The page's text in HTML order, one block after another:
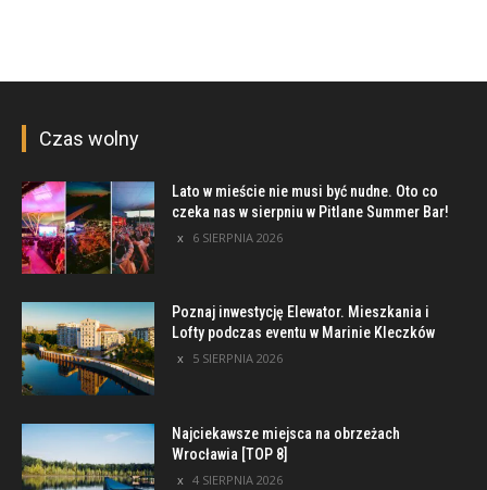
Czas wolny
Lato w mieście nie musi być nudne. Oto co
czeka nas w sierpniu w Pitlane Summer Bar!
6 SIERPNIA 2026
Poznaj inwestycję Elewator. Mieszkania i
Lofty podczas eventu w Marinie Kleczków
5 SIERPNIA 2026
Najciekawsze miejsca na obrzeżach
Wrocławia [TOP 8]
4 SIERPNIA 2026